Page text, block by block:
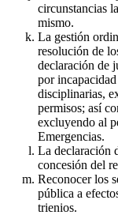
circunstancias
mismo.
La gestión
resolución de
declaración de
por
disciplinarias,
permisos; así
excluyendo al
Emergencias.
La declaración
concesión del
Reconocer los
pública a
trienios.